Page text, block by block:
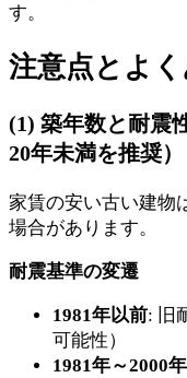
す。
注意点とよ
(1) 築年数と耐震
20年未満を推奨）
家賃の安い古い建物
場合があります。
耐震基準の変遷
1981年以前: 旧
可能性）
1981年～2000年